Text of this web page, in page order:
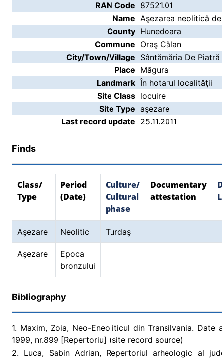
RAN Code 87521.01
Name Aşezarea neolitică
County Hunedoara
Commune Oraş Călan
City/Town/Village Sântămăria De Piatră
Place Măgura
Landmark În hotarul localităţii
Site Class locuire
Site Type aşezare
Last record update 25.11.2011
Finds
Class/
Type
Period
(Date)
Culture/
Cultural
phase
Documentary
attestation
Aşezare Neolitic Turdaş
Aşezare
Epoca
bronzului
Bibliography
1. Maxim, Zoia, Neo-Eneoliticul din Transilvania.
1999, nr.899 [Repertoriu] (site record source)
2. Luca, Sabin Adrian, Repertoriul arheologic al